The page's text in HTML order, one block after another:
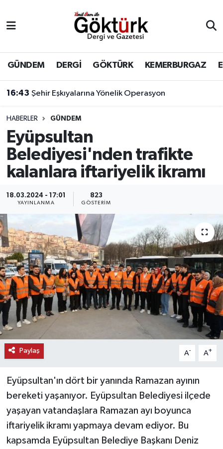
GÜNDEM DERGİ GÖKTÜRK KEMERBURGAZ
16:43 Şehir Eşkıyalarına Yönelik Operasyon
HABERLER GÜNDEM
Eyüpsultan
Belediyesi'nden trafikte
kalanlara iftariyelik ikramı
18.03.2024 - 17:01
YAYINLANMA
823
GÖSTERIM
Paylaş A- A+
Eyüpsultan'ın dört bir yanında Ramazan ayının
bereketi yaşanıyor. Eyüpsultan Belediyesi ilçede
yaşayan vatandaşlara Ramazan ayı boyunca
iftariyelik ikramı yapmaya devam ediyor. Bu
kapsamda Eyüpsultan Belediye Başkanı Deniz
BİLİM
DERGİ
DÜNYA
EĞİTİM
EKONOMİ
GÜNDEM
KEMERBURGAZ
KÜLTÜR - SANAT
MAGAZİN
ÖZEL HABER
SAĞLIK
TEKNOLOJİ
YAŞAM
Eyüpsultan Hava Durumu
Eyüpsultan Trafik Yoğunluk Haritası
Süper Lig Puan Durumu ve Fikstür
Tüm Manşetler
Son Dakika Haberleri
Haber Arşivi